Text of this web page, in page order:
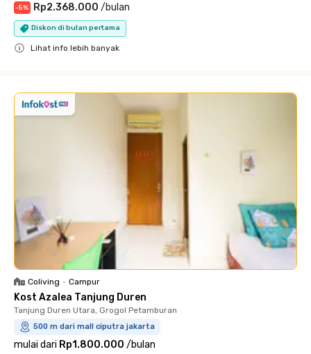
-5% Rp2.368.000 /bulan
Diskon di bulan pertama
Lihat info lebih banyak
Coliving • Campur
Kost Azalea Tanjung Duren
Tanjung Duren Utara, Grogol Petamburan
500 m dari mall ciputra jakarta
mulai dari Rp1.800.000 /bulan